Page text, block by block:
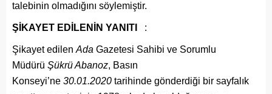
talebinin olmadığını söylemiştir.
ŞİKAYET EDİLENİN YANITI :
Şikayet edilen Ada Gazetesi Sahibi ve Sorumlu
Müdürü Şükrü Abanoz, Basın
Konseyi’ne 30.01.2020 tarihinde gönderdiği bir sayfalık